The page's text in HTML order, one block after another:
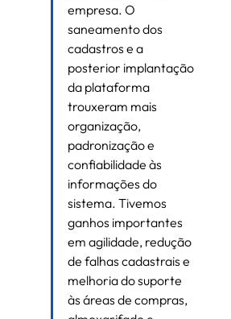
empresa. O
saneamento dos
cadastros e a
posterior implantação
da plataforma
trouxeram mais
organização,
padronização e
confiabilidade às
informações do
sistema. Tivemos
ganhos importantes
em agilidade, redução
de falhas cadastrais e
melhoria do suporte
às áreas de compras,